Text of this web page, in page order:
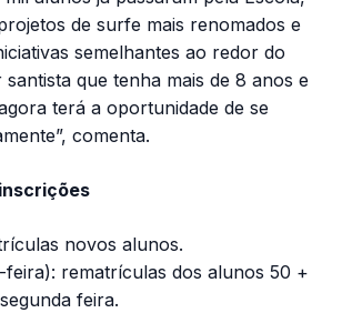
de surfe mais renomados e
semelhantes ao redor do
que tenha mais de 8 anos e
terá a oportunidade de se
comenta.
novos alunos.
feira): rematrículas dos alunos 50 +
feira.